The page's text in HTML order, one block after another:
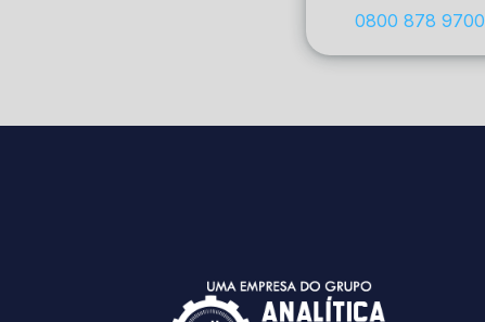
0800 878 9700